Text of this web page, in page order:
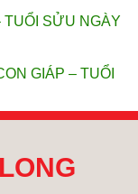
TUỔI SỬU NGÀY
GIÁP – TUỔI